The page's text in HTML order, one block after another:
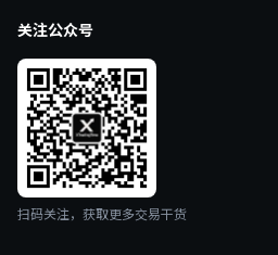
关注公众号
扫码关注，获取更多交易干货